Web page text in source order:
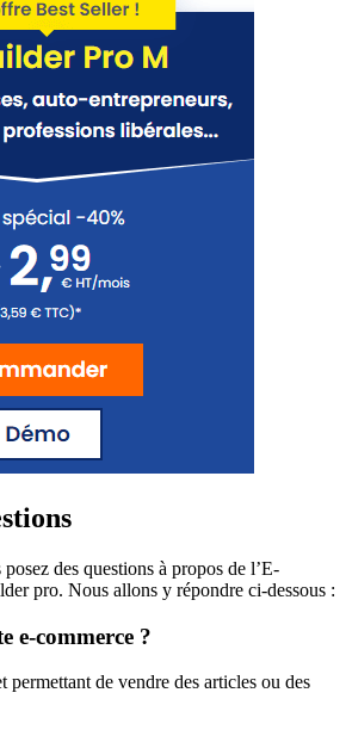
des questions à propos de l’E-
pro. Nous allons y répondre ci-dessous :
e-commerce ?
permettant de vendre des articles ou des